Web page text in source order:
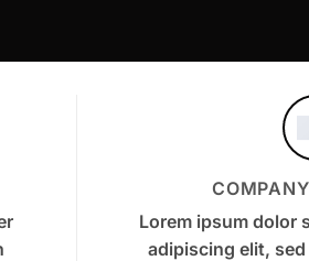
Lorem ipsum dolor
adipiscing elit,